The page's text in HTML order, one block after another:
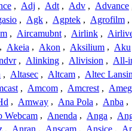
, Adj , Adt , Adv , Advance
, Agk , Agptek , Agrofilm ,
, Aircamubnt , Airlink ,
, Akeia , Akon , Aksilium , Aku
, Alinking , Alivision , All-
, Altasec , Altcam , Altec
, Amcom , Amcrest ,
, Amway , Ana Pola , Anba ,
Webcam , Anenda , Anga ,